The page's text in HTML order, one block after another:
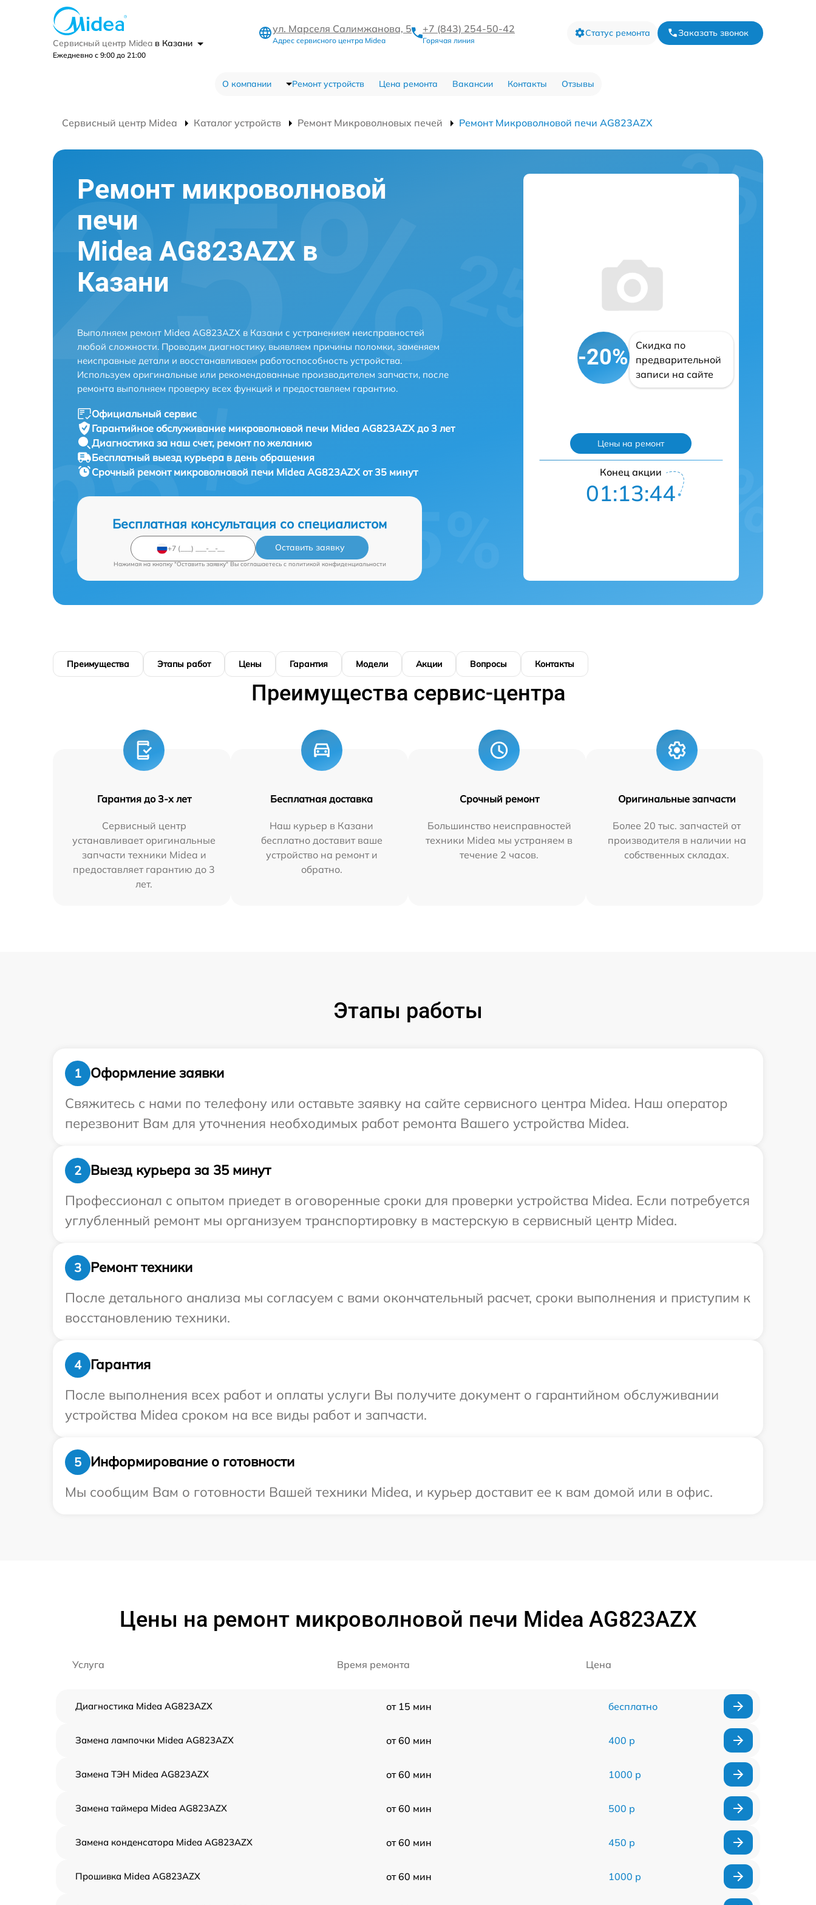
Сервисный центр Midea в Казани
Ежедневно с 9:00 до 21:00
ул. Марселя Салимжанова, 5
Адрес сервисного центра Midea
+7 (843) 254-50-42
Горячая линия
Статус ремонта Заказать звонок
О компании Ремонт устройств Цена ремонта Вакансии Контакты Отзывы
Сервисный центр Midea Каталог устройств Ремонт Микроволновых печей Ремонт Микроволновой печи AG823AZX
Ремонт микроволновой
печи
Midea AG823AZX в
Казани
Выполняем ремонт Midea AG823AZX в Казани с устранением неисправностей
любой сложности. Проводим диагностику, выявляем причины поломки, заменяем
неисправные детали и восстанавливаем работоспособность устройства.
Используем оригинальные или рекомендованные производителем запчасти, после
ремонта выполняем проверку всех функций и предоставляем гарантию.
Официальный сервис
Гарантийное обслуживание микроволновой печи Midea AG823AZX до 3 лет
Диагностика за наш счет, ремонт по желанию
Бесплатный выезд курьера в день обращения
Срочный ремонт микроволновой печи Midea AG823AZX от 35 минут
Бесплатная консультация со специалистом
Оставить заявку
Нажимая на кнопку "Оставить заявку" Вы соглашаетесь c политикой конфиденциальности
-20%
Скидка по
предварительной
записи на сайте
Цены на ремонт
Конец акции
01:13:43
Преимущества Этапы работ Цены Гарантия Модели Акции Вопросы Контакты
Преимущества сервис-центра
Гарантия до 3-х лет
Сервисный центр
устанавливает оригинальные
запчасти техники Midea и
предоставляет гарантию до 3
лет.
Бесплатная доставка
Наш курьер в Казани
бесплатно доставит ваше
устройство на ремонт и
обратно.
Срочный ремонт
Большинство неисправностей
техники Midea мы устраняем в
течение 2 часов.
Оригинальные запчасти
Более 20 тыс. запчастей от
производителя в наличии на
собственных складах.
Этапы работы
1
Оформление заявки
Свяжитесь с нами по телефону или оставьте заявку на сайте сервисного центра Midea. Наш оператор
перезвонит Вам для уточнения необходимых работ ремонта Вашего устройства Midea.
2
Выезд курьера за 35 минут
Профессионал с опытом приедет в оговоренные сроки для проверки устройства Midea. Если потребуется
углубленный ремонт мы организуем транспортировку в мастерскую в сервисный центр Midea.
3
Ремонт техники
После детального анализа мы согласуем с вами окончательный расчет, сроки выполнения и приступим к
восстановлению техники.
4
Гарантия
После выполнения всех работ и оплаты услуги Вы получите документ о гарантийном обслуживании
устройства Midea сроком на все виды работ и запчасти.
5
Информирование о готовности
Мы сообщим Вам о готовности Вашей техники Midea, и курьер доставит ее к вам домой или в офис.
Цены на ремонт микроволновой печи Midea AG823AZX
Услуга Время ремонта Цена
Диагностика Midea AG823AZX от 15 мин бесплатно
Замена лампочки Midea AG823AZX от 60 мин 400 р
Замена ТЭН Midea AG823AZX от 60 мин 1000 р
Замена таймера Midea AG823AZX от 60 мин 500 р
Замена конденсатора Midea AG823AZX от 60 мин 450 р
Прошивка Midea AG823AZX от 60 мин 1000 р